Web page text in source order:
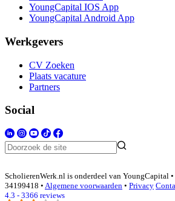
YoungCapital IOS App
YoungCapital Android App
Werkgevers
CV Zoeken
Plaats vacature
Partners
Social
ScholierenWerk.nl is onderdeel van YoungCapital
34199418 • Algemene voorwaarden • Privacy
4.3 - 3366 reviews